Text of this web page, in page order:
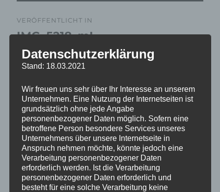
VERÖFFENTLICHT IN
IMG_5218_mL
Datenschutzerklärung
Stand: 18.03.2021
Wir freuen uns sehr über Ihr Interesse an unserem
Unternehmen. Eine Nutzung der Internetseiten ist
grundsätzlich ohne jede Angabe
personenbezogener Daten möglich. Sofern eine
betroffene Person besondere Services unseres
Unternehmens über unsere Internetseite in
Anspruch nehmen möchte, könnte jedoch eine
Verarbeitung personenbezogener Daten
erforderlich werden. Ist die Verarbeitung
personenbezogener Daten erforderlich und
besteht für eine solche Verarbeitung keine